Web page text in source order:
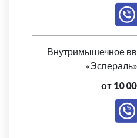
Внутримышечное
от 10